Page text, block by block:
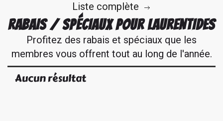
Liste complète
RABAIS / SPÉCIAUX POUR LAURENTIDES
Profitez des rabais et spéciaux que les
membres vous offrent tout au long de l'année.
Aucun résultat